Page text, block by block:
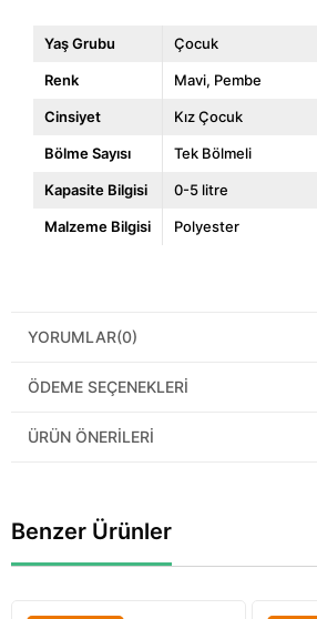
Yaş Grubu Çocuk
Renk Mavi Pembe
Cinsiyet Kız Çocuk
Bölme Sayısı Tek Bölmeli
Kapasite Bilgisi 0-5 litre
Malzeme Bilgisi Polyester
YORUMLAR(0)
ÖDEME SEÇENEKLERI
ÜRÜN ÖNERILERI
Benzer Ürünler